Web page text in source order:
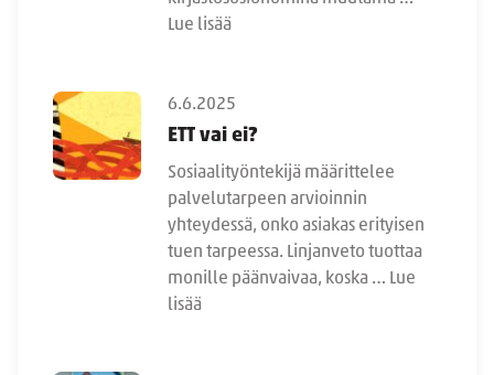
Lue lisää
6.6.2025
ETT vai ei?
Sosiaalityöntekijä määrittelee
palvelutarpeen arvioinnin
yhteydessä, onko asiakas erityisen
tuen tarpeessa. Linjanveto tuottaa
monille päänvaivaa, koska … Lue
lisää